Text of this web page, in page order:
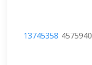
13745358 4575940